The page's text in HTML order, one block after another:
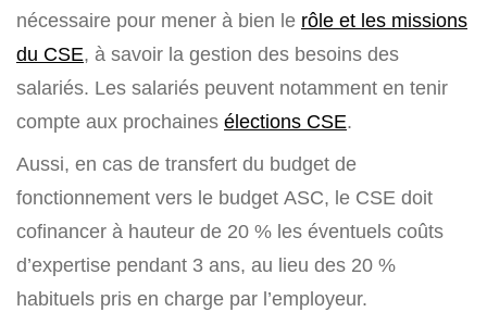
nécessaire pour mener à bien le rôle et les missions
du CSE, à savoir la gestion des besoins des
salariés. Les salariés peuvent notamment en tenir
compte aux prochaines élections CSE.
Aussi, en cas de transfert du budget de
fonctionnement vers le budget ASC, le CSE doit
cofinancer à hauteur de 20 % les éventuels coûts
d’expertise pendant 3 ans, au lieu des 20 %
habituels pris en charge par l’employeur.